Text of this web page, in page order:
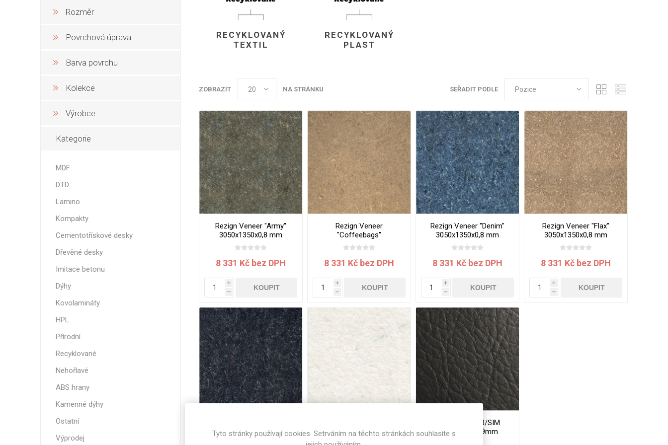
MDF
KOVOLAMINÁTY
Měděné
Brus
Zrcadlo
Magnetické
Bezotiskové
poškrábání
HPL
Uni barvy
Dřevodekory
Fantazijní
Kovolamináty
Probarvené
Bezotiskové
Protitažné
ekologickou
pryskyřicí
Lamináty s
recyklovanou
kůží
PŘÍRODNÍ RECYKLOVANÉ
Recyklovaný
textil
Recyklovaný
plast
NEHOŘLAVÉ
Třída A
Třída B
ABS
HRANY
KAMENNÉ
DÝHY
OSTATNÍ
Oleje Saicos
Spojovací
materiál
imi-beton
RECYKLOVANÝ
TEXTIL
RECYKLOVANÝ
PLAST
SEŘADIT PODLE
ZOBRAZIT NA STRÁNKU
Rezign Veneer "Army"
3050x1350x0,8 mm
8 331 Kč bez DPH
i
h
KOUPIT
Rezign Veneer
"Coffeebags"
3050x1350x0,8 mm
8 331 Kč bez DPH
i
h
KOUPIT
Rezign Veneer "Denim"
3050x1350x0,8 mm
8 331 Kč bez DPH
i
h
KOUPIT
Rezign Veneer "Flax"
3050x1350x0,8 mm
8 331 Kč bez DPH
i
h
KOUPIT
3050x1350x0,8 mm
Denim" 3050x1350x0,8
mm
DEKODUR L503/SIM
2440x1220x0.9mm
Rozměr
Povrchová úprava
Barva povrchu
Kolekce
Výrobce
Kategorie
MDF
DTD
Lamino
Kompakty
Cementotřískové desky
Dřevěné desky
Imitace betonu
Dýhy
Kovolamináty
HPL
Přírodní
Recyklované
Nehořlavé
ABS hrany
Kamenné dýhy
Ostatní
Výprodej
Tyto stránky používají cookies. Setrváním na těchto stránkách souhlasíte s